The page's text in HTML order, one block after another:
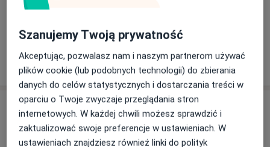
niemieckojęzycznych.
Pokaż więcejo doświadczeniu
Usługi i ceny
Konsultacja endokrynologiczna
Umów wizytę
Szanujemy Twoją prywatność
Akceptując, pozwalasz nam i naszym partnerom używać
plików cookie (lub podobnych technologii) do zbierania
danych do celów statystycznych i dostarczania treści w
oparciu o Twoje zwyczaje przeglądania stron
internetowych. W każdej chwili możesz sprawdzić i
zaktualizować swoje preferencje w ustawieniach. W
ustawieniach znajdziesz również linki do polityk